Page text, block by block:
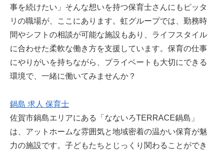
事を続けたい」そんな想いを持つ保育士さんにもピッタ
リの職場が、ここにあります。虹グループでは、勤務時
間やシフトの相談が可能な施設もあり、ライフスタイル
に合わせた柔軟な働き方を支援しています。保育の仕事
にやりがいを持ちながら、プライベートも大切にできる
環境で、一緒に働いてみませんか？
鍋島 求人 保育士
佐賀市鍋島エリアにある「なないろTERRACE鍋島」
は、アットホームな雰囲気と地域密着の温かい保育が魅
力の施設です。子どもたちとじっくり関わることができ